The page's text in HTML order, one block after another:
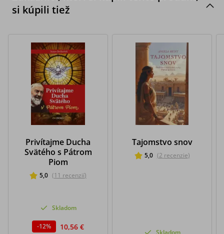
si kúpili tiež
Privítajme Ducha
Svätého s Pátrom
Piom
5,0 (11 recenzií)
Skladom
-12% 10,56 €
Tajomstvo snov
5,0 (2 recenzie)
Skladom